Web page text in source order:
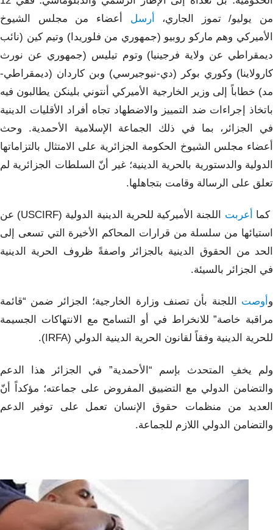
من يوليو/ تموز الجاري،
أرسل أعضاء من مجلس الشيوخ
الأميركي وهم ماركو روبيو (جمهوري من فلوريدا) وتيم كين (نائب
ديمقراطي عن ولاية فرجينيا) وتوم تيليس (جمهوري عن نورث
كارولاينا) وكوري بوكر (دي-نيوجيرسي) وبن كاردان (ديمقراطي-
مد) خطاباً إلى وزير الخارجية الأميركي أنتوني بلينكن يطالبون فيه
باتخاذ إجراءات ضد التمييز والاضطهاد تجاه أفراد الأقليات الدينية
في الجزائر، بما في ذلك الجماعة الإسلامية الأحمدية. وحث
أعضاء مجلس الشيوخ الحكومة الجزائرية على الامتثال بالتزاماتها
الدولية والدستورية بالحرية الدينية؛ غير أنّ السلطات الجزائرية لم
تعلق على الرسالة وقامت بتجاهلها.
كما أعربت
اللجنة الأميركية للحرية الدينية الدولية (USCIRF) عن
استيائها من سلسلة من قرارات المحاكم الأخيرة التي تسعى إلى
الحد من الحقوق الدينية بالجزائر واصفةً ظروف الحرية الدينية
في الجزائر بالسيئة.
و أوصت اللجنة بأن تصنف وزارة الخارجية؛ الجزائر ضمن “قائمة
مراقبة خاصة” للانخراط في أو التسامح مع الانتهاكات الجسيمة
للحرية الدينية وفقاً لقانون الحرية الدينية الدولي (IRFA).
ولم يخفِ المتحدث بإسم “الأحمدية” في الجزائر هذا الدعم
والتضامن الدولي مع التضييق المفروض على جماعته؛ مؤكداً أنّ
العديد من منظمات حقوق الإنسان تعمل على توفير الدعم
والتضامن الدولي اللازم للجماعة.